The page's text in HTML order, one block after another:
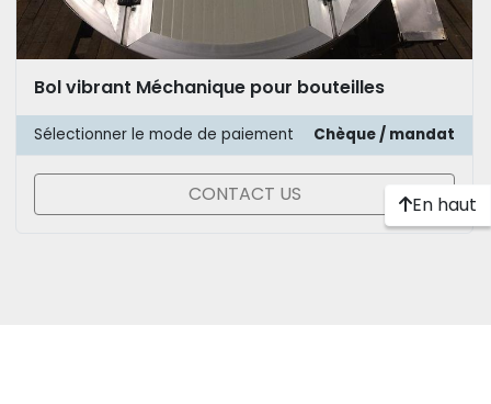
Bol vibrant Méchanique pour bouteilles
Sélectionner le mode de paiement Chèque / mandat
CONTACT US En haut